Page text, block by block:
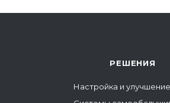
РЕШЕНИЯ
Настройка и